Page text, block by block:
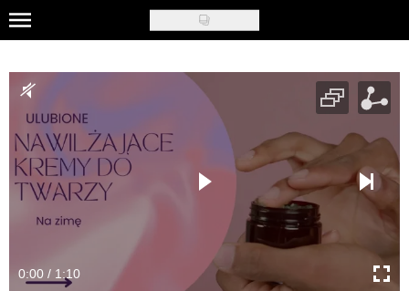
Skip
to
main
content
Moda
Ślub i wesele
Styl życia
Nasze akcje
0:00 / 1:10